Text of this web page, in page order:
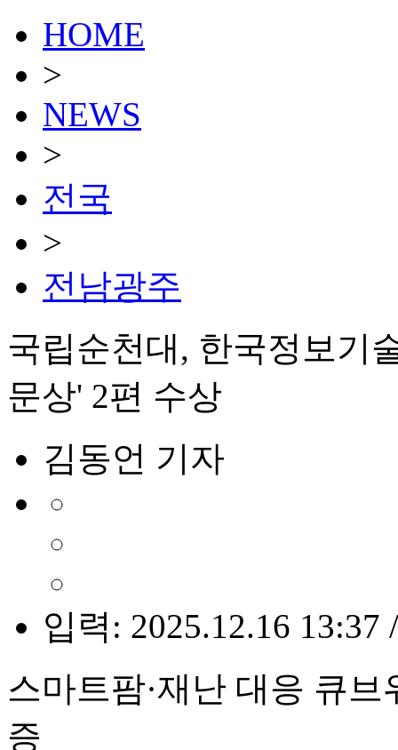
HOME
>
NEWS
>
전국
>
전남광주
국립순천대, 한국정보기
문상' 2편 수상
김동언 기자
입력: 2025.12.16 13:37
스마트팜·재난 대응 큐
증